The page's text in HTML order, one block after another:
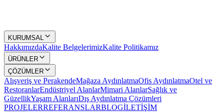
KURUMSAL
HakkımızdaKalite BelgelerimizKalite Politikamız
ÜRÜNLER
ÇÖZÜMLER
Alışveriş ve PerakendeMağaza AydınlatmaOfis AydınlatmaOtel ve
RestoranlarEndüstriyel AlanlarMimari AlanlarSağlık ve
GüzellikYaşam AlanlarıDış Aydınlatma Çözümleri
PROJELERREFERANSLARBLOGİLETİŞİM